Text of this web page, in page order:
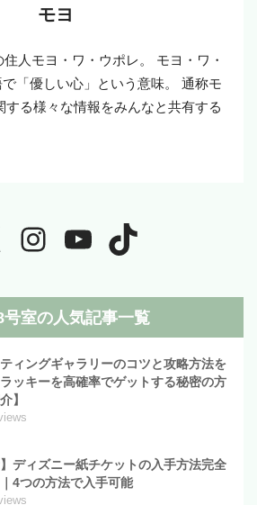
モヨ
人モヨ・ワ・ウポレ。 モヨ・ワ・
「優しい心」という意味。 通称モ
する様々な情報をみんなと共有する
号室の人気記事一覧
ィングギャラリーのコツと攻略方法を
ッキーを高確率でゲットする秘密の方
】
】ディズニー紙チケットの入手方法完全
4つの方法で入手可能